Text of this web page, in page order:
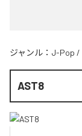
ジャンル： J-Pop /
AST8